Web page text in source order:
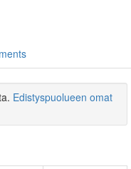
Edistyspuolueen omat